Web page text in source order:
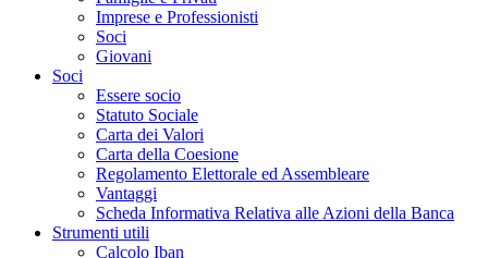
Imprese e Professionisti
Soci
Giovani
Soci
Essere socio
Statuto Sociale
Carta dei Valori
Carta della Coesione
Regolamento Elettorale ed Assembleare
Vantaggi
Scheda Informativa Relativa alle Azioni della Banca
Strumenti utili
Calcolo Iban